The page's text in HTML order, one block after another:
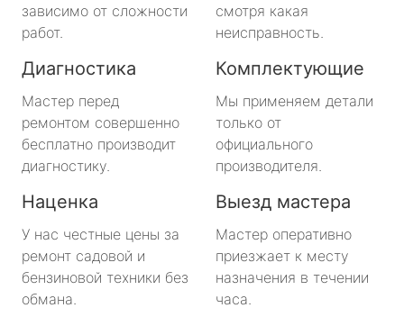
зависимо от сложности
работ.
смотря какая
неисправность.
Диагностика
Мастер перед
ремонтом совершенно
бесплатно производит
диагностику.
Комплектующие
Мы применяем детали
только от
официального
производителя.
Наценка
У нас честные цены за
ремонт садовой и
бензиновой техники без
обмана.
Выезд мастера
Мастер оперативно
приезжает к месту
назначения в течении
часа.